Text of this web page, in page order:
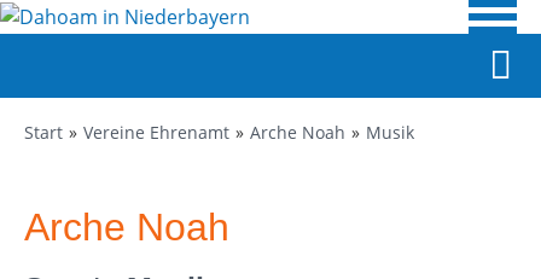
Start Vereine Ehrenamt Arche Noah Musik
Arche Noah